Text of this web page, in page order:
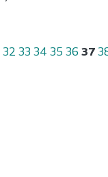
32 33 34 35 36 37